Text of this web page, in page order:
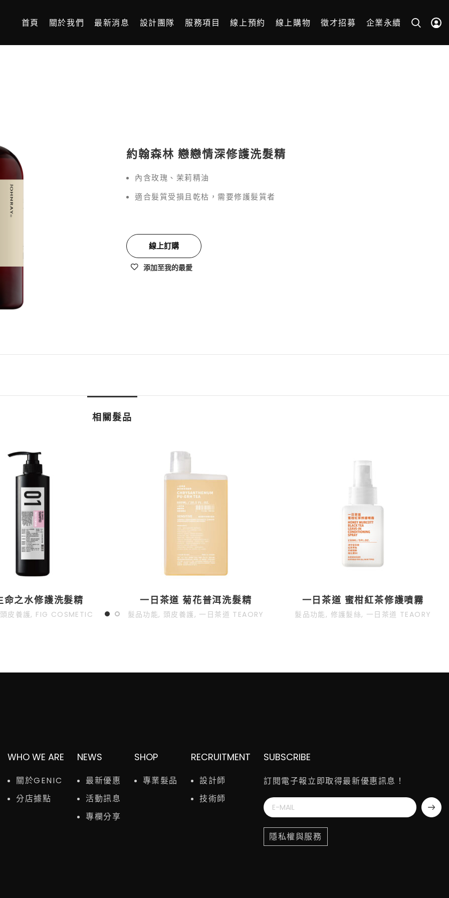
首頁 關於我們 最新消息 設計團隊 服務項目 線上預約 線上購物 徵才招募 企業永續
約翰森林 戀戀情深修護洗髮精
內含玫瑰、茉莉精油
適合髮質受損且乾枯，需要修護髮質者
線上訂購
添加至我的最愛
命之水修護洗髮精
頭皮養護, FIG COSMETIC
一日茶道 菊花普洱洗髮精
髮品功能, 頭皮養護, 一日茶道 TEAORY
一日茶道 蜜柑紅茶修護噴霧
髮品功能, 修護髮絲, 一日茶道 TEAORY
WHO WE ARE
關於GENIC
分店據點
NEWS
最新優惠
活動訊息
專欄分享
SHOP
專業髮品
RECRUITMENT
設計師
技術師
SUBSCRIBE
訂閱電子報立即取得最新優惠訊息！
隱私權與服務